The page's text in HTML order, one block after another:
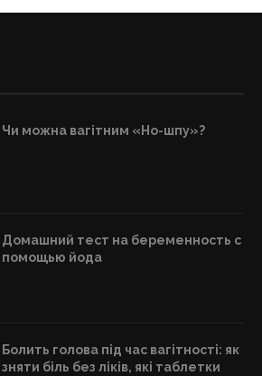
Чи можна вагітним «Но-шпу»?
Домашний тест на беременность с
помощью йода
Болить голова під час вагітності: як
зняти біль без ліків, які таблетки